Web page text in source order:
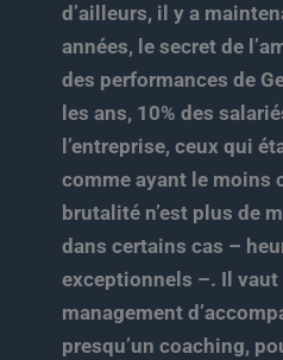
d’ailleurs, il y a
années, le secret de
des performances de
les ans, 10% des
l’entreprise, ceux qui
comme ayant le moins
brutalité n’est plus de
dans certains cas –
exceptionnels –. Il
management
presqu’un coaching,